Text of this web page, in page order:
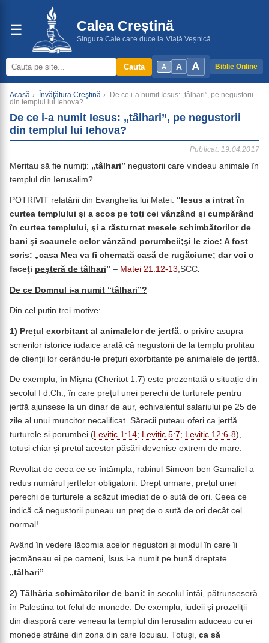
☰ Calea Creștină
Singura Cale care duce la Viață Veșnică
A A A Biblie Online
Cauta
Acasă › Învăţătura Creştină ›
De ce i-a numit Iesus: „tâlhari”, pe negustorii
din templul lui Iehova?
De ce i-a numit Iesus: „tâlhari”, pe negustorii
din templul lui Iehova?
Publicat: 19.04.2017
Meritau să fie numiți: „tâlhari” negustorii care vindeau animale în
templul din Ierusalim?
POTRIVIT relatării din Evanghelia lui Matei: “Iesus a intrat în
curtea templului şi a scos pe toţi cei vânzând şi cumpărând
în curtea templului, şi a răsturnat mesele schimbătorilor de
bani şi scaunele celor vânzând porumbeii;şi le zice: A fost
scris: „casa Mea va fi chemată casă de rugăciune; dar voi o
faceţi peşteră de tâlhari” – Matei 21:12-13,SCC.
De ce Domnul i-a numit “tâlhari”?
Din cel puțin trei motive:
1) Prețul exorbitant al animalelor de jertfă: o privire asupra
scrierilor istorice iudaice arată că negustorii de la templu profitau
de clienții lor cerându-le prețuri exorbitante pe animalele de jertfă.
De exemplu, în Mișna (Cheritot 1:7) este prezentată o situație din
secolul I d.Ch., în care prețul unei perechi de turturele pentru
jertfă ajunsese la un dinar de aur, echivalentul salariului pe 25 de
zile al unui muncitor necalificat. Săracii puteau oferi ca jertfă
turturele și porumbei (Levitic 1:14; Levitic 5:7; Levitic 12:6-8),
totuși chiar și prețul acestor păsări devenise extrem de mare.
Revoltat de ceea ce se întâmpla, rabinul Simeon ben Gamaliel a
redus numărul jertfelor obligatorii. Drept urmare, prețul unei
perechi de turturele a scăzut imediat de o sută de ori. Ceea ce
indică că negustorii puneau un preț de o sută de ori decât cel
normal!
Având în vedere lăcomia acelor negustori și modul în care îi
jecmăneau ei pe oameni, Isus i-a numit pe bună dreptate
„tâlhari”.
2) Tâlhăria schimătorilor de bani: în secolul întâi, pătrunseseră
în Palestina tot felul de monede. De exemplu, iudeii şi prozeliţii
din diasporă care veneau la templul din Ierusalim aduceau cu ei
monede străine din zona din care locuiau. Totuşi, ca să